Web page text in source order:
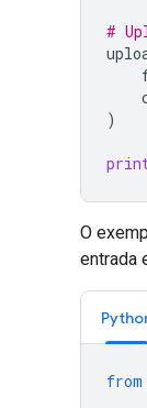
#
)
O
entrada
from